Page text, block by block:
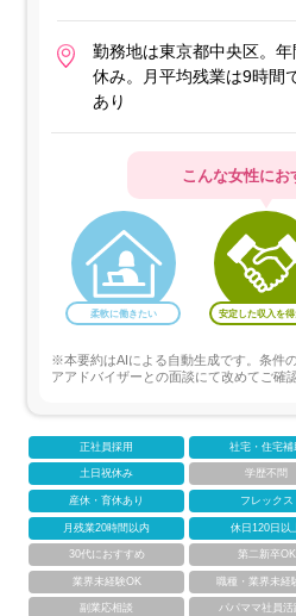
勤務地は東京都中央区。
休み。月平均残業は9時間
あり
こんな女性にお
柔軟に働きたい 安定した収入を
※本要約はAIによる自動生成です。条件
アアドバイザーとの面談にて改めてご確
正社員採用 社宅・住宅補
土日祝休み 学歴不問
産休・育休あり フレックス
月残業20時間以内 休日120日以
30代におすすめ 第二新卒OK
業界未経験OK 職種・業界未経
副業応相談 パパママ社員活